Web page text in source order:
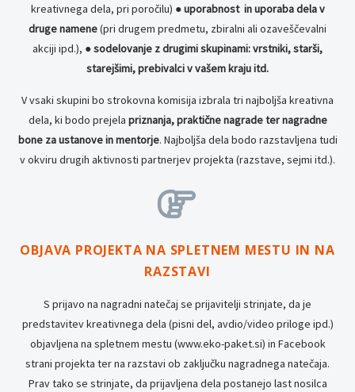
kreativnega dela, pri poročilu) ●uporabnost in uporaba dela v
druge namene(pri drugem predmetu, zbiralni ali ozaveščevalni
akciji ipd.), ●sodelovanje z drugimi skupinami: vrstniki, starši,
starejšimi, prebivalci v vašem kraju itd.
V vsaki skupini bo strokovna komisija izbrala tri najboljša kreativna
dela, ki bodo prejela priznanja, praktične nagrade ter nagradne
bone za ustanove in mentorje. Najboljša dela bodo razstavljena tudi
v okviru drugih aktivnosti partnerjev projekta (razstave, sejmi itd.).


OBJAVA PROJEKTA NA SPLETNEM MESTU IN NA
RAZSTAVI
S prijavo na nagradni natečaj se prijavitelji strinjate, da je
predstavitev kreativnega dela (pisni del, avdio/video priloge ipd.)
objavljena na spletnem mestu (www.eko-paket.si) in Facebook
strani projekta ter na razstavi ob zaključku nagradnega natečaja.
Prav tako se strinjate, da prijavljena dela postanejo last nosilca